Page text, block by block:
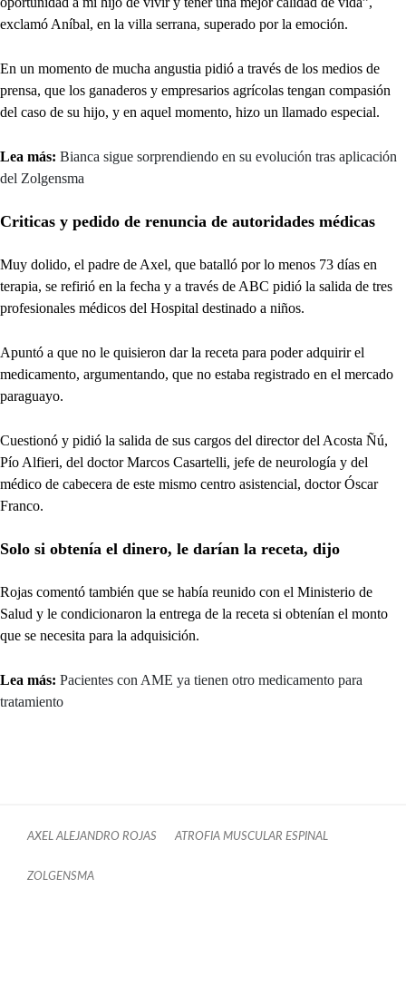
exclamó Aníbal, en la villa serrana, superado por la emoción.
En un momento de mucha angustia pidió a través de los medios de
prensa, que los ganaderos y empresarios agrícolas tengan compasión
del caso de su hijo, y en aquel momento, hizo un llamado especial.
Lea más: Bianca sigue sorprendiendo en su evolución tras aplicación
del Zolgensma
Criticas y pedido de renuncia de autoridades médicas
Muy dolido, el padre de Axel, que batalló por lo menos 73 días en
terapia, se refirió en la fecha y a través de ABC pidió la salida de tres
profesionales médicos del Hospital destinado a niños.
Apuntó a que no le quisieron dar la receta para poder adquirir el
medicamento, argumentando, que no estaba registrado en el mercado
paraguayo.
Cuestionó y pidió la salida de sus cargos del director del Acosta Ñú,
Pío Alfieri, del doctor Marcos Casartelli, jefe de neurología y del
médico de cabecera de este mismo centro asistencial, doctor Óscar
Franco.
Solo si obtenía el dinero, le darían la receta, dijo
Rojas comentó también que se había reunido con el Ministerio de
Salud y le condicionaron la entrega de la receta si obtenían el monto
que se necesita para la adquisición.
Lea más: Pacientes con AME ya tienen otro medicamento para
tratamiento
AXEL ALEJANDRO ROJAS ATROFIA MUSCULAR ESPINAL
ZOLGENSMA